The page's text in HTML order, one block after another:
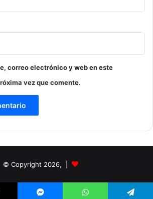
correo electrónico y web en este
vez que comente.
© Copyright 2026, |